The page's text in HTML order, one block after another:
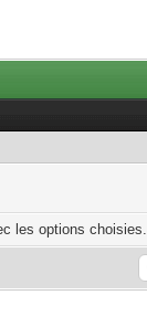
les options choisies.